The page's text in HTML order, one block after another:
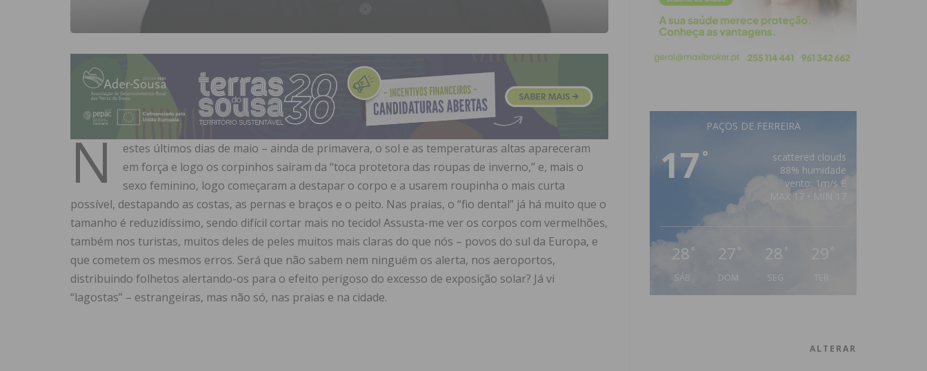
N
estes últimos dias de maio – ainda de primavera, o sol e as temperaturas altas apareceram
em força e logo os corpinhos saíram da “toca protetora das roupas de inverno,” e, mais o
sexo feminino, logo começaram a destapar o corpo e a usarem roupinha o mais curta
possível, destapando as costas, as pernas e braços e o peito. Nas praias, o “fio dental” já há muito que o
tamanho é reduzidíssimo, sendo difícil cortar mais no tecido! Assusta-me ver os corpos com vermelhões,
também nos turistas, muitos deles de peles muitos mais claras do que nós – povos do sul da Europa, e
que cometem os mesmos erros. Será que não sabem nem ninguém os alerta, nos aeroportos,
distribuindo folhetos alertando-os para o efeito perigoso do excesso de exposição solar? Já vi
“lagostas” – estrangeiras, mas não só, nas praias e na cidade.
PAÇOS DE FERREIRA
17 °
scattered clouds
88% humidade
vento: 1m/s E
MAX 17 • MIN 17
28 °
SÁB
27 °
DOM
28 °
SEG
29 °
ALTERAR